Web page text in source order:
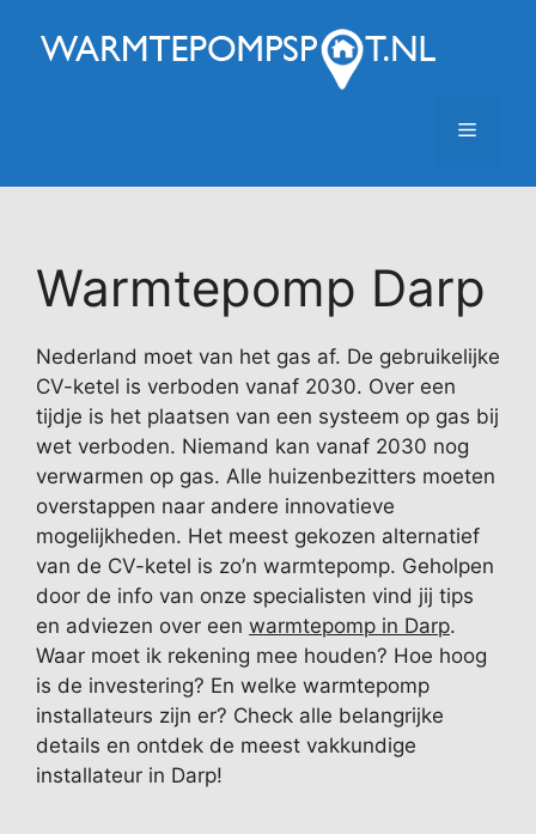
naar
Menu
Warmtepomp Darp
Nederland moet van het gas af. De gebruikelijke
CV-ketel is verboden vanaf 2030. Over een
tijdje is het plaatsen van een systeem op gas bij
wet verboden. Niemand kan vanaf 2030 nog
verwarmen op gas. Alle huizenbezitters moeten
overstappen naar andere innovatieve
mogelijkheden. Het meest gekozen alternatief
van de CV-ketel is zo’n warmtepomp. Geholpen
door de info van onze specialisten vind jij tips
en adviezen over een warmtepomp in Darp.
Waar moet ik rekening mee houden? Hoe hoog
is de investering? En welke warmtepomp
installateurs zijn er? Check alle belangrijke
details en ontdek de meest vakkundige
installateur in Darp!